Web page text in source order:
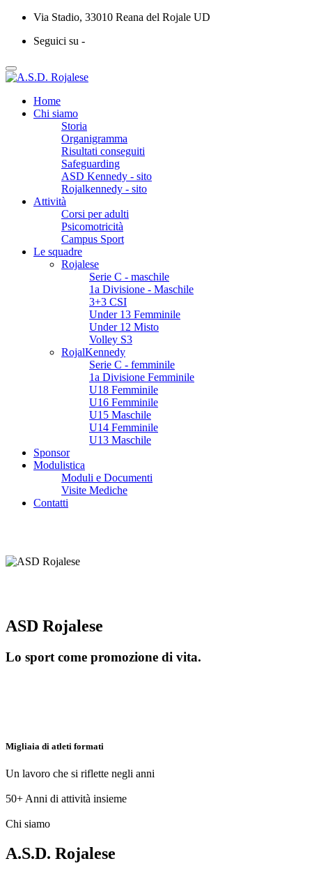
Via Stadio, 33010 Reana del Rojale UD
Seguici su -
Home
Chi siamo
Storia
Organigramma
Risultati conseguiti
Safeguarding
ASD Kennedy - sito
Rojalkennedy - sito
Attività
Corsi per adulti
Psicomotricità
Campus Sport
Le squadre
Rojalese
Serie C - maschile
1a Divisione - Maschile
3+3 CSI
Under 13 Femminile
Under 12 Misto
Volley S3
RojalKennedy
Serie C - femminile
1a Divisione Femminile
U18 Femminile
U16 Femminile
U15 Maschile
U14 Femminile
U13 Maschile
Sponsor
Modulistica
Moduli e Documenti
Visite Mediche
Contatti
ASD Rojalese
Lo sport come promozione di vita.
Migliaia di atleti formati
Un lavoro che si riflette negli anni
50+ Anni di attività insieme
Chi siamo
A.S.D. Rojalese